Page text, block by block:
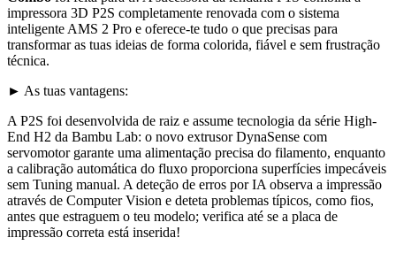
impressora 3D P2S completamente renovada com o sistema
inteligente AMS 2 Pro e oferece-te tudo o que precisas para
transformar as tuas ideias de forma colorida, fiável e sem frustração
técnica.
► As tuas vantagens:
A P2S foi desenvolvida de raiz e assume tecnologia da série High-
End H2 da Bambu Lab: o novo extrusor DynaSense com
servomotor garante uma alimentação precisa do filamento, enquanto
a calibração automática do fluxo proporciona superfícies impecáveis
sem Tuning manual. A deteção de erros por IA observa a impressão
através de Computer Vision e deteta problemas típicos, como fios,
antes que estraguem o teu modelo; verifica até se a placa de
impressão correta está inserida!